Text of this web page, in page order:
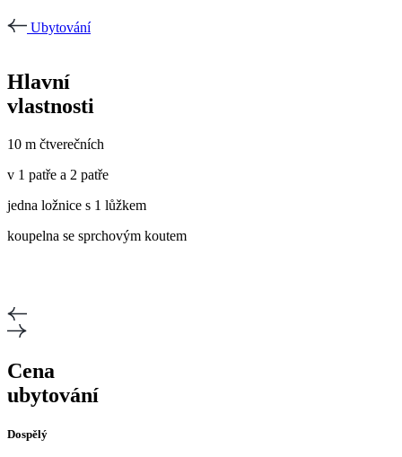
Ubytování
Hlavní
vlastnosti
10 m čtverečních
v 1 patře a 2 patře
jedna ložnice s 1 lůžkem
koupelna se sprchovým koutem
Cena
ubytování
Dospělý